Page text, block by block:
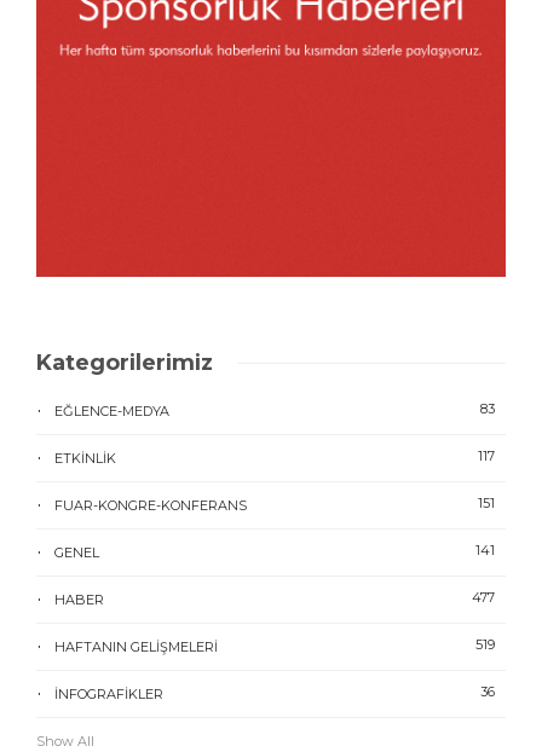
Kategorilerimiz
EĞLENCE-MEDYA 83
ETKINLIK 117
FUAR-KONGRE-KONFERANS 151
GENEL 141
HABER 477
HAFTANIN GELIŞMELERI 519
İNFOGRAFIKLER 36
Show All